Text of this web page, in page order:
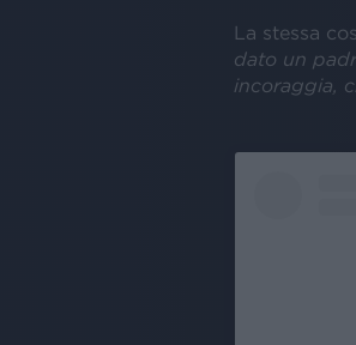
La stessa
dato un
incoraggia,